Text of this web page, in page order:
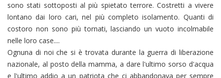
sono stati sottoposti al più spietato terrore. Costretti a vivere
lontano dai loro cari, nel più completo isolamento. Quanti di
costoro non sono più tornati, lasciando un vuoto incolmabile
nelle loro case....
Ognuna di noi che si è trovata durante la guerra di liberazione
nazionale, al posto della mamma, a dare l'ultimo sorso d'acqua
e l'ultimo addio a un patriota che ci abbandonava per sempre